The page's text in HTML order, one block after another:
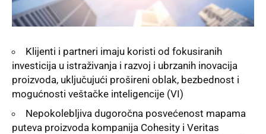
Klijenti i partneri imaju koristi od fokusiranih
investicija u istraživanja i razvoj i ubrzanih inovacija
proizvoda, uključujući prošireni oblak, bezbednost i
mogućnosti veštačke inteligencije (VI)
Nepokolebljiva dugoročna posvećenost mapama
puteva proizvoda kompanija Cohesity i Veritas